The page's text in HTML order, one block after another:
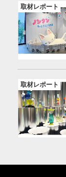
取材レポート
取材レポート